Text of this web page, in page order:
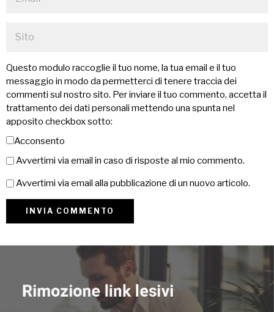
Questo modulo raccoglie il tuo nome, la tua email e il tuo
messaggio in modo da permetterci di tenere traccia dei
commenti sul nostro sito. Per inviare il tuo commento, accetta il
trattamento dei dati personali mettendo una spunta nel
apposito checkbox sotto:
Acconsento
Avvertimi via email in caso di risposte al mio commento.
Avvertimi via email alla pubblicazione di un nuovo articolo.